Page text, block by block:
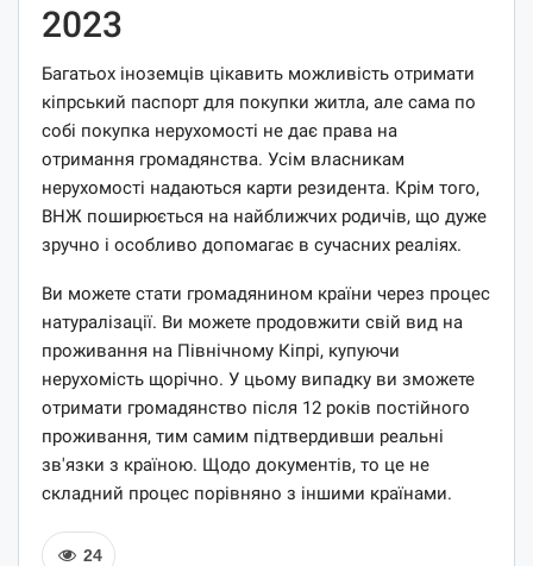
2023
Багатьох іноземців цікавить можливість отримати
кіпрський паспорт для покупки житла, але сама по
собі покупка нерухомості не дає права на
отримання громадянства. Усім власникам
нерухомості надаються карти резидента. Крім того,
ВНЖ поширюється на найближчих родичів, що дуже
зручно і особливо допомагає в сучасних реаліях.
Ви можете стати громадянином країни через процес
натуралізації. Ви можете продовжити свій вид на
проживання на Північному Кіпрі, купуючи
нерухомість щорічно. У цьому випадку ви зможете
отримати громадянство після 12 років постійного
проживання, тим самим підтвердивши реальні
зв'язки з країною. Щодо документів, то це не
складний процес порівняно з іншими країнами.
24